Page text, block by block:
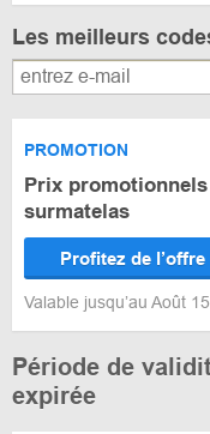
Les meilleurs
PROMOTION
Prix
surmatelas
Profitez de l’offre
Valable jusqu’au Août
Période de
expirée